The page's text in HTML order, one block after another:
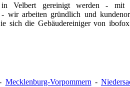
in Velbert gereinigt werden - mit
wir arbeiten gründlich und
sich die Gebäudereiniger von
Mecklenburg-Vorpommern -